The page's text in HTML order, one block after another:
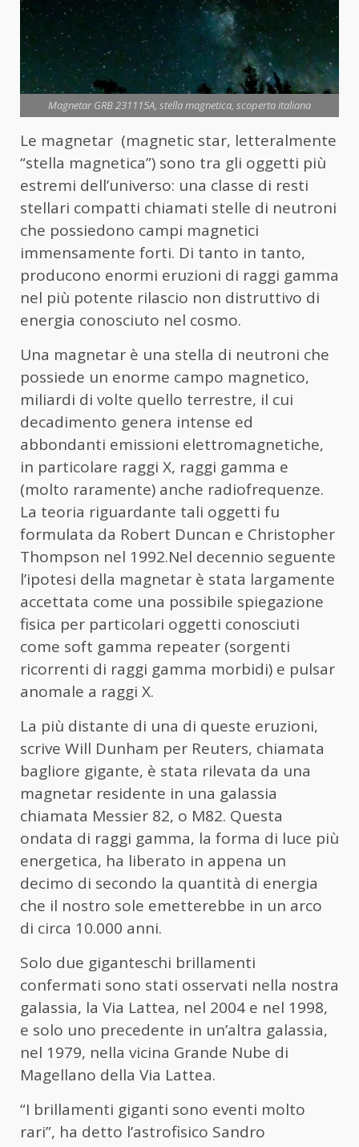
Magnetar GRB 231115A, stella magnetica, scoperta italiana
Le magnetar (magnetic star, letteralmente
“stella magnetica”) sono tra gli oggetti più
estremi dell’universo: una classe di resti
stellari compatti chiamati stelle di neutroni
che possiedono campi magnetici
immensamente forti. Di tanto in tanto,
producono enormi eruzioni di raggi gamma
nel più potente rilascio non distruttivo di
energia conosciuto nel cosmo.
Una magnetar è una stella di neutroni che
possiede un enorme campo magnetico,
miliardi di volte quello terrestre, il cui
decadimento genera intense ed
abbondanti emissioni elettromagnetiche,
in particolare raggi X, raggi gamma e
(molto raramente) anche radiofrequenze.
La teoria riguardante tali oggetti fu
formulata da Robert Duncan e Christopher
Thompson nel 1992.Nel decennio seguente
l’ipotesi della magnetar è stata largamente
accettata come una possibile spiegazione
fisica per particolari oggetti conosciuti
come soft gamma repeater (sorgenti
ricorrenti di raggi gamma morbidi) e pulsar
anomale a raggi X.
La più distante di una di queste eruzioni,
scrive Will Dunham per Reuters, chiamata
bagliore gigante, è stata rilevata da una
magnetar residente in una galassia
chiamata Messier 82, o M82. Questa
ondata di raggi gamma, la forma di luce più
energetica, ha liberato in appena un
decimo di secondo la quantità di energia
che il nostro sole emetterebbe in un arco
di circa 10.000 anni.
Solo due giganteschi brillamenti
confermati sono stati osservati nella nostra
galassia, la Via Lattea, nel 2004 e nel 1998,
e solo uno precedente in un’altra galassia,
nel 1979, nella vicina Grande Nube di
Magellano della Via Lattea.
“I brillamenti giganti sono eventi molto
rari”, ha detto l’astrofisico Sandro